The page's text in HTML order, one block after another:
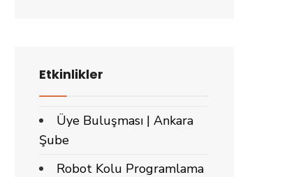
Etkinlikler
Üye Buluşması | Ankara
Şube
Robot Kolu Programlama